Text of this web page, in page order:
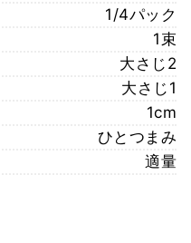
1/4パック
1束
大さじ2
大さじ1
1cm
ひとつまみ
適量